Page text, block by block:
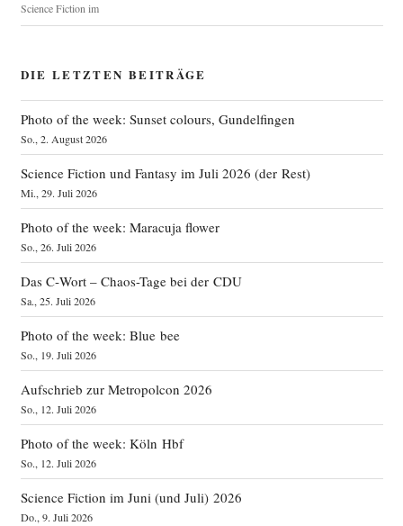
Science Fiction im
DIE LETZTEN BEITRÄGE
Photo of the week: Sunset colours, Gundelfingen
So., 2. August 2026
Science Fiction und Fantasy im Juli 2026 (der Rest)
Mi., 29. Juli 2026
Photo of the week: Maracuja flower
So., 26. Juli 2026
Das C‑Wort – Chaos-Tage bei der CDU
Sa., 25. Juli 2026
Photo of the week: Blue bee
So., 19. Juli 2026
Aufschrieb zur Metropolcon 2026
So., 12. Juli 2026
Photo of the week: Köln Hbf
So., 12. Juli 2026
Science Fiction im Juni (und Juli) 2026
Do., 9. Juli 2026